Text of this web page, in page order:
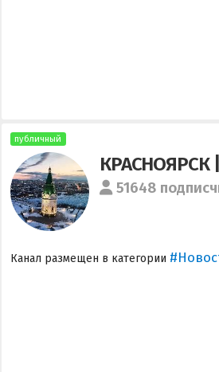
публичный
КРАСНОЯРСК
51648
Канал размещен в категории